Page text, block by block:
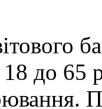
18 до 65